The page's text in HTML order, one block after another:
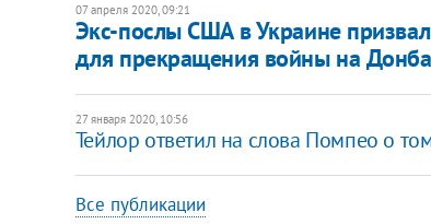
07 апреля 2020, 09:21
Экс-послы США в Украине
для прекращения войны на
27 января 2020, 10:56
Тейлор ответил на слова Помпео о
Все публикации